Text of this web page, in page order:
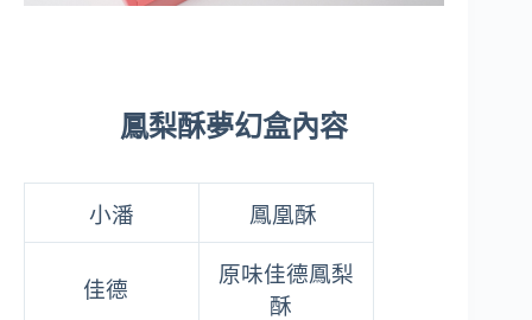
鳳梨酥夢幻盒內容
小潘 鳳凰酥
佳德
原味佳德鳳梨
酥